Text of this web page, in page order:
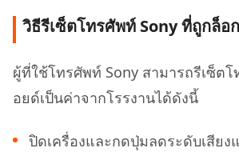
วิธีรีเซ็ตโทรศัพท์ Sony ที่ถูกล็อ
ผู้ที่ใช้โทรศัพท์ Sony สามารถรีเซ็ต
อยด์เป็นค่าจากโรรงานได้ดังนี้
ปิดเครื่องและกดปุ่มลดระดับเสียง